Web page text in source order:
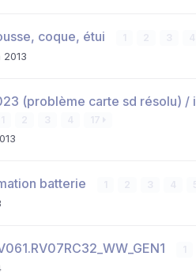
coque, étui
2013
(problème carte sd résolu) /
batterie